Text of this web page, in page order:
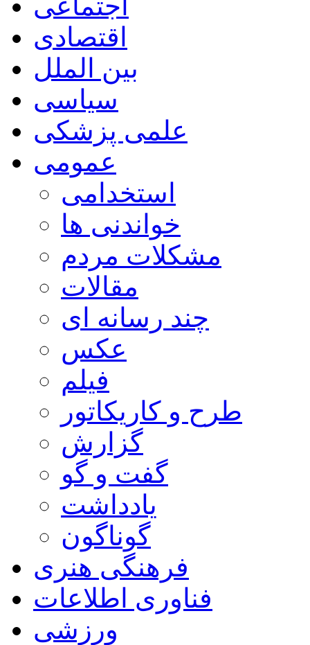
اقتصادی
بین الملل
سیاسی
علمی پزشکی
عمومی
استخدامی
خواندنی ها
مشکلات مردم
مقالات
چند رسانه ای
عکس
فیلم
طرح و کاریکاتور
گزارش
گفت و گو
یادداشت
گوناگون
فرهنگی هنری
فناوری اطلاعات
ورزشی